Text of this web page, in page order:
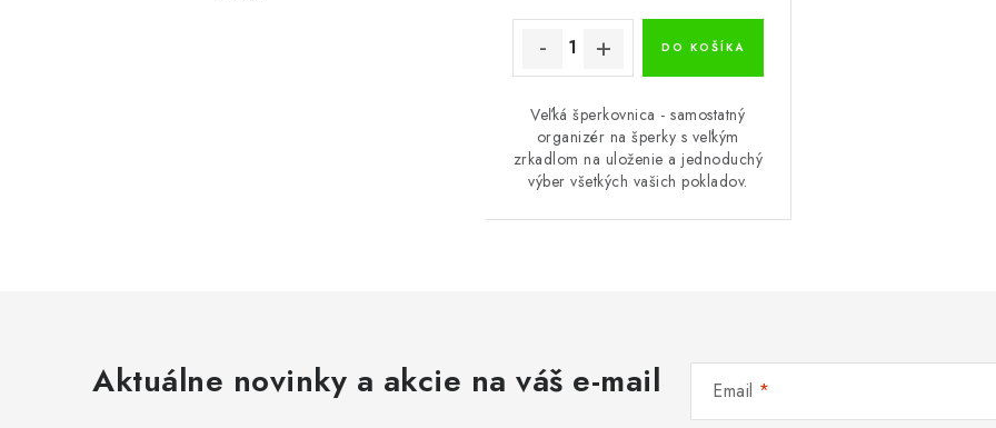
DO KOŠÍKA
Veľká šperkovnica - samostatný
organizér na šperky s veľkým
zrkadlom na uloženie a jednoduchý
výber všetkých vašich pokladov.
Aktuálne novinky a akcie na váš e-mail Email